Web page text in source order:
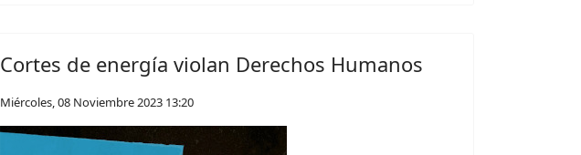
Cortes de energía violan Derechos Humanos
Miércoles, 08 Noviembre 2023 13:20